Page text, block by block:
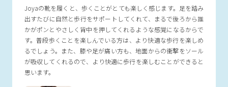
Joyaの靴を履くと、歩くことがとても楽しく感じます。足を踏み
出すたびに自然と歩行をサポートしてくれて、まるで後ろから誰
かがポンとやさしく背中を押してくれるような感覚になるからで
す。普段歩くことを楽しんでいる方は、より快適な歩行を楽しめ
るでしょう。また、膝や足が痛い方も、地面からの衝撃をソール
が吸収してくれるので、より快適に歩行を楽しむことができると
思います。